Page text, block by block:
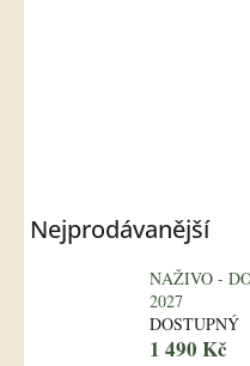
Nejprodávanější
NAŽIVO -
2027
DOSTUPNÝ
1 490 Kč